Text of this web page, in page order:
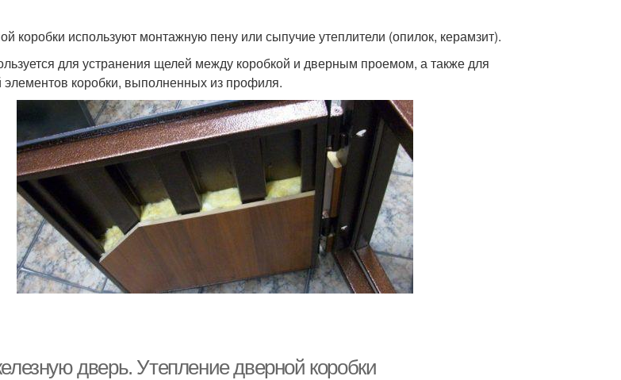
коробки используют монтажную пену или сыпучие утеплители (опилок, керамзит).
для устранения щелей между коробкой и дверным проемом, а также для
элементов коробки, выполненных из профиля.
дверь. Утепление дверной коробки